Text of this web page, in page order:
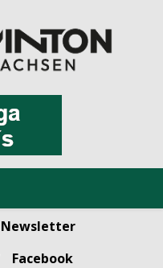
Newsletter
Facebook